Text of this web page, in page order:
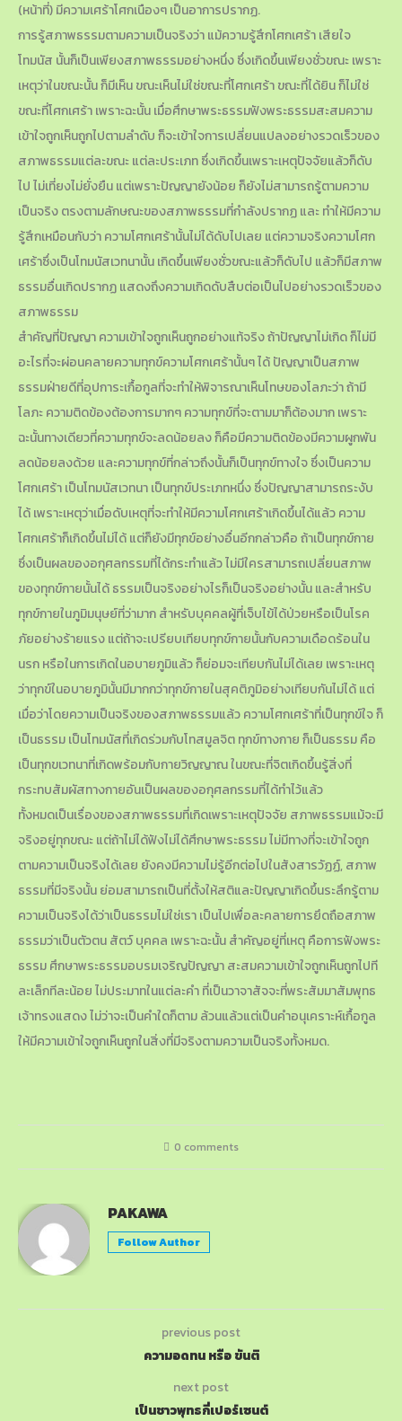
(หน้าที่) มีความเศร้าโศกเนืองๆ เป็นอาการปรากฏ.
การรู้สภาพธรรมตามความเป็นจริงว่า แม้ความรู้สึกโศกเศร้า เสียใจ
โทมนัส นั้นก็เป็นเพียงสภาพธรรมอย่างหนึ่ง ซึ่งเกิดขึ้นเพียงชั่วขณะ เพราะ
เหตุว่าในขณะนั้น ก็มีเห็น ขณะเห็นไม่ใช่ขณะที่โศกเศร้า ขณะที่ได้ยิน ก็ไม่ใช่
ขณะที่โศกเศร้า เพราะฉะนั้น เมื่อศึกษาพระธรรมฟังพระธรรมสะสมความ
เข้าใจถูกเห็นถูกไปตามลำดับ ก็จะเข้าใจการเปลี่ยนแปลงอย่างรวดเร็วของ
สภาพธรรมแต่ละขณะ แต่ละประเภท ซึ่งเกิดขึ้นเพราะเหตุปัจจัยแล้วก็ดับ
ไป ไม่เที่ยงไม่ยั่งยืน แต่เพราะปัญญายังน้อย ก็ยังไม่สามารถรู้ตามความ
เป็นจริง ตรงตามลักษณะของสภาพธรรมที่กำลังปรากฏ และ ทำให้มีความ
รู้สึกเหมือนกับว่า ความโศกเศร้านั้นไม่ได้ดับไปเลย แต่ความจริงความโศก
เศร้าซึ่งเป็นโทมนัสเวทนานั้น เกิดขึ้นเพียงชั่วขณะแล้วก็ดับไป แล้วก็มีสภาพ
ธรรมอื่นเกิดปรากฏ แสดงถึงความเกิดดับสืบต่อเป็นไปอย่างรวดเร็วของ
สภาพธรรม
สำคัญที่ปัญญา ความเข้าใจถูกเห็นถูกอย่างแท้จริง ถ้าปัญญาไม่เกิด ก็ไม่มี
อะไรที่จะผ่อนคลายความทุกข์ความโศกเศร้านั้นๆ ได้ ปัญญาเป็นสภาพ
ธรรมฝ่ายดีที่อุปการะเกื้อกูลที่จะทำให้พิจารณาเห็นโทษของโลภะว่า ถ้ามี
โลภะ ความติดข้องต้องการมากๆ ความทุกข์ที่จะตามมาก็ต้องมาก เพราะ
ฉะนั้นทางเดียวที่ความทุกข์จะลดน้อยลง ก็คือมีความติดข้องมีความผูกพัน
ลดน้อยลงด้วย และความทุกข์ที่กล่าวถึงนั้นก็เป็นทุกข์ทางใจ ซึ่งเป็นความ
โศกเศร้า เป็นโทมนัสเวทนา เป็นทุกข์ประเภทหนึ่ง ซึ่งปัญญาสามารถระงับ
ได้ เพราะเหตุว่าเมื่อดับเหตุที่จะทำให้มีความโศกเศร้าเกิดขึ้นได้แล้ว ความ
โศกเศร้าก็เกิดขึ้นไม่ได้ แต่ก็ยังมีทุกข์อย่างอื่นอีกกล่าวคือ ถ้าเป็นทุกข์กาย
ซึ่งเป็นผลของอกุศลกรรมที่ได้กระทำแล้ว ไม่มีใครสามารถเปลี่ยนสภาพ
ของทุกข์กายนั้นได้ ธรรมเป็นจริงอย่างไรก็เป็นจริงอย่างนั้น และสำหรับ
ทุกข์กายในภูมิมนุษย์ที่ว่ามาก สำหรับบุคคลผู้ที่เจ็บไข้ได้ป่วยหรือเป็นโรค
ภัยอย่างร้ายแรง แต่ถ้าจะเปรียบเทียบทุกข์กายนั้นกับความเดือดร้อนใน
นรก หรือในการเกิดในอบายภูมิแล้ว ก็ย่อมจะเทียบกันไม่ได้เลย เพราะเหตุ
ว่าทุกข์ในอบายภูมินั้นมีมากกว่าทุกข์กายในสุคติภูมิอย่างเทียบกันไม่ได้ แต่
เมื่อว่าโดยความเป็นจริงของสภาพธรรมแล้ว ความโศกเศร้าที่เป็นทุกข์ใจ ก็
เป็นธรรม เป็นโทมนัสที่เกิดร่วมกับโทสมูลจิต ทุกข์ทางกาย ก็เป็นธรรม คือ
เป็นทุกขเวทนาที่เกิดพร้อมกับกายวิญญาณ ในขณะที่จิตเกิดขึ้นรู้สิ่งที่
กระทบสัมผัสทางกายอันเป็นผลของอกุศลกรรมที่ได้ทำไว้แล้ว
ทั้งหมดเป็นเรื่องของสภาพธรรมที่เกิดเพราะเหตุปัจจัย สภาพธรรมแม้จะมี
จริงอยู่ทุกขณะ แต่ถ้าไม่ได้ฟังไม่ได้ศึกษาพระธรรม ไม่มีทางที่จะเข้าใจถูก
ตามความเป็นจริงได้เลย ยังคงมีความไม่รู้อีกต่อไปในสังสารวัฏฏ์, สภาพ
ธรรมที่มีจริงนั้น ย่อมสามารถเป็นที่ตั้งให้สติและปัญญาเกิดขึ้นระลึกรู้ตาม
ความเป็นจริงได้ว่าเป็นธรรมไม่ใช่เรา เป็นไปเพื่อละคลายการยึดถือสภาพ
ธรรมว่าเป็นตัวตน สัตว์ บุคคล เพราะฉะนั้น สำคัญอยู่ที่เหตุ คือการฟังพระ
ธรรม ศึกษาพระธรรมอบรมเจริญปัญญา สะสมความเข้าใจถูกเห็นถูกไปที
ละเล็กทีละน้อย ไม่ประมาทในแต่ละคำ ที่เป็นวาจาสัจจะที่พระสัมมาสัมพุทธ
เจ้าทรงแสดง ไม่ว่าจะเป็นคำใดก็ตาม ล้วนแล้วแต่เป็นคำอนุเคราะห์เกื้อกูล
ให้มีความเข้าใจถูกเห็นถูกในสิ่งที่มีจริงตามความเป็นจริงทั้งหมด.
0 comments
PAKAWA
Follow Author
previous post
ความอดทน หรือ ขันติ
next post
เป็นชาวพุทธกี่เปอร์เซนต์